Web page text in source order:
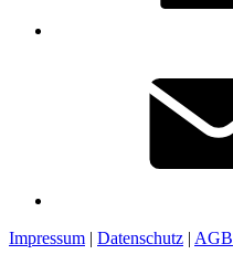
Impressum | Datenschutz | AGB